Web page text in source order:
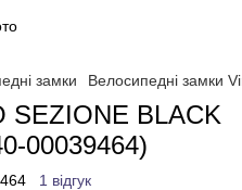
замки Велосипедні замки
SEZIONE BLACK
00039464)
1 відгук